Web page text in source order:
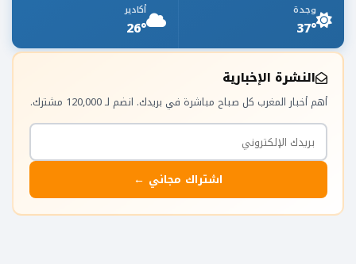
وجدة
37°
أكادير
26°
النشرة الإخبارية
أهم أخبار المغرب كل صباح مباشرة في بريدك. انضم لـ 120,000 مشترك.
اشتراك مجاني ←